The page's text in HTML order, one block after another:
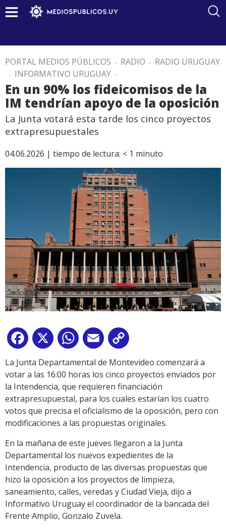
PORTAL MEDIOS PÚBLICOS . RADIO . RADIO URUGUAY
. INFORMATIVO URUGUAY .
En un 90% los fideicomisos de la
IM tendrían apoyo de la oposición
La Junta votará esta tarde los cinco proyectos
extrapresupuestales
04.06.2026 | tiempo de lectura: < 1 minuto
Facebook
X WhatsApp
Email
Link
La Junta Departamental de Montevideo comenzará a
votar a las 16:00 horas los cinco proyectos enviados por
la Intendencia, que requieren financiación
extrapresupuestal, para los cuales estarían los cuatro
votos que precisa el oficialismo de la oposición, pero con
modificaciones a las propuestas originales.
En la mañana de este jueves llegaron a la Junta
Departamental los nuevos expedientes de la
Intendencia, producto de las diversas propuestas que
hizo la oposición a los proyectos de limpieza,
saneamiento, calles, veredas y Ciudad Vieja, dijo a
Informativo Uruguay el coordinador de la bancada del
Frente Amplio, Gonzalo Zuvela.